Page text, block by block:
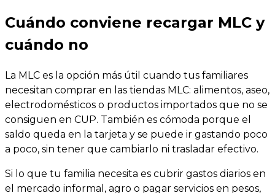
Cuándo conviene recargar MLC y
cuándo no
La MLC es la opción más útil cuando tus familiares
necesitan comprar en las tiendas MLC: alimentos, aseo,
electrodomésticos o productos importados que no se
consiguen en CUP. También es cómoda porque el
saldo queda en la tarjeta y se puede ir gastando poco
a poco, sin tener que cambiarlo ni trasladar efectivo.
Si lo que tu familia necesita es cubrir gastos diarios en
el mercado informal, agro o pagar servicios en pesos,